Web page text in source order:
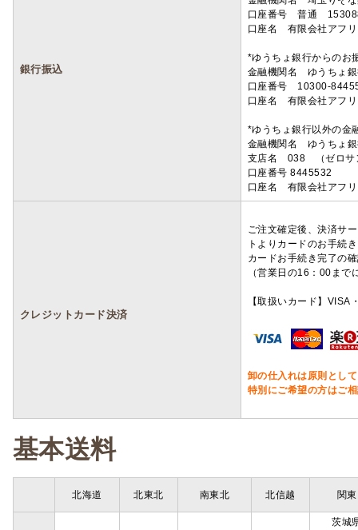
銀行振込
口座番号 普通
口座名 有限会社アフ
*ゆうちょ銀行からのお
金融機関名 ゆうちょ
口座番号 10300-
口座名 有限会社アフ
*ゆうちょ銀行以外の金
金融機関名 ゆうちょ
支店名 038 （ゼロサ
口座番号 8445532
口座名 有限会社アフ
クレジットカード決済
ご注文確定後、決済サ
トよりカードのお手続
カードお手続き完了の
（営業日の16：00ま
【取扱いカード】
卸の仕入れは原則とし
特別にご希望の方はご
基本送料
北海道 北東北 南東北 北信越 関東
茨城